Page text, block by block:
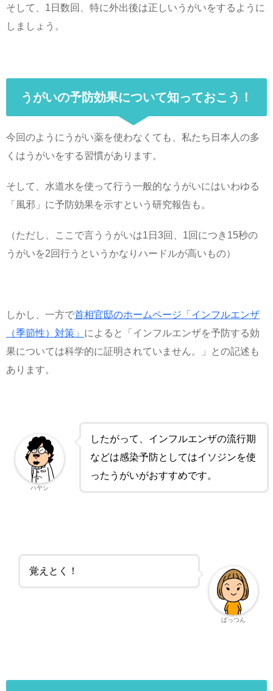
そして、1日数回、特に外出後は正しいうがいをするように
しましょう。
うがいの予防効果について知っておこう！
今回のようにうがい薬を使わなくても、私たち日本人の多
くはうがいをする習慣があります。
そして、水道水を使って行う一般的なうがいにはいわゆる
「風邪」に予防効果を示すという研究報告も。
（ただし、ここで言ううがいは1日3回、1回につき15秒の
うがいを2回行うというかなりハードルが高いもの）
しかし、一方で首相官邸のホームページ「インフルエンザ
（季節性）対策」 によると「インフルエンザを予防する効
果については科学的に証明されていません。」との記述も
あります。
したがって、インフルエンザの流行期
などは感染予防としてはイソジンを使
ったうがいがおすすめです。
ハヤシ
覚えとく！
ぱっつん